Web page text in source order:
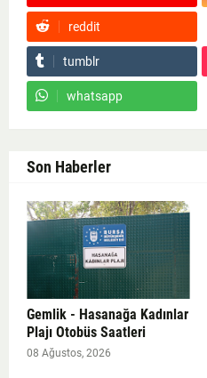
reddit
tumblr
whatsapp
Son Haberler
Gemlik - Hasanağa Kadınlar
Plajı Otobüs Saatleri
08 Ağustos, 2026